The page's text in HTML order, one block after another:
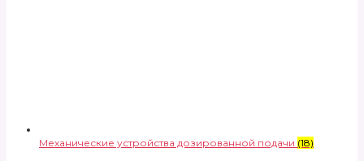
Механические устройства дозированной подачи (18)